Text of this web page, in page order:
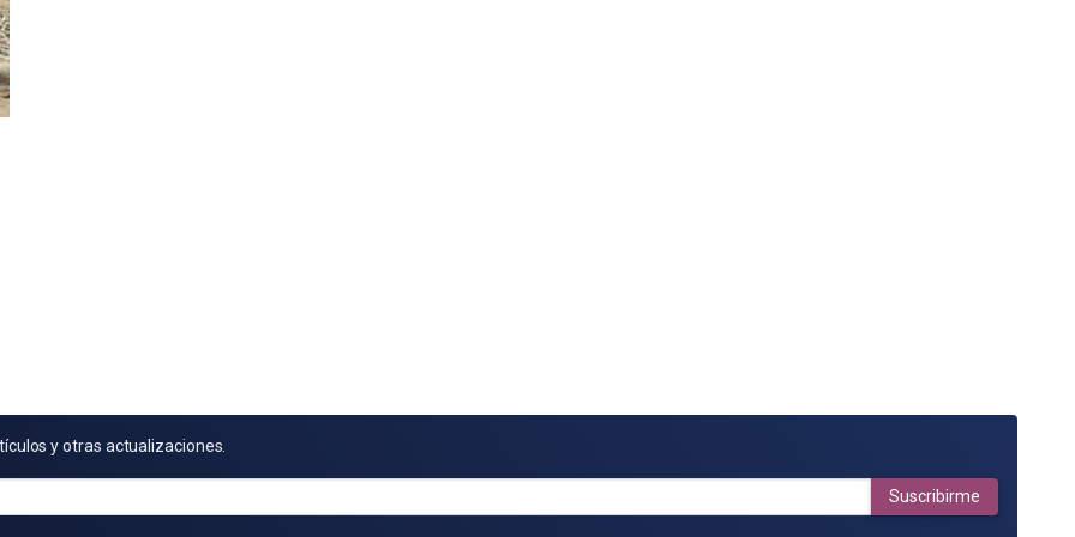
y otras actualizaciones.
Suscribirme